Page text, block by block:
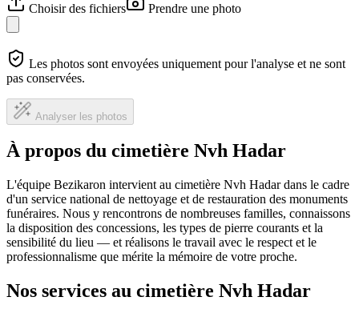
Choisir des fichiers
Prendre une photo
Les photos sont envoyées uniquement pour l'analyse et ne sont
pas conservées.
Analyser les photos
À propos du cimetière Nvh Hadar
L'équipe Bezikaron intervient au cimetière Nvh Hadar dans le cadre
d'un service national de nettoyage et de restauration des monuments
funéraires. Nous y rencontrons de nombreuses familles, connaissons
la disposition des concessions, les types de pierre courants et la
sensibilité du lieu — et réalisons le travail avec le respect et le
professionnalisme que mérite la mémoire de votre proche.
Nos services au cimetière Nvh Hadar